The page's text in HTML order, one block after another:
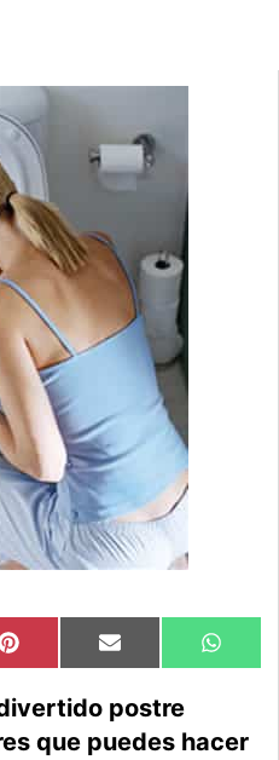
Compartir
en
Pinterest Compartir
en
Email
en
postre
que puedes hacer